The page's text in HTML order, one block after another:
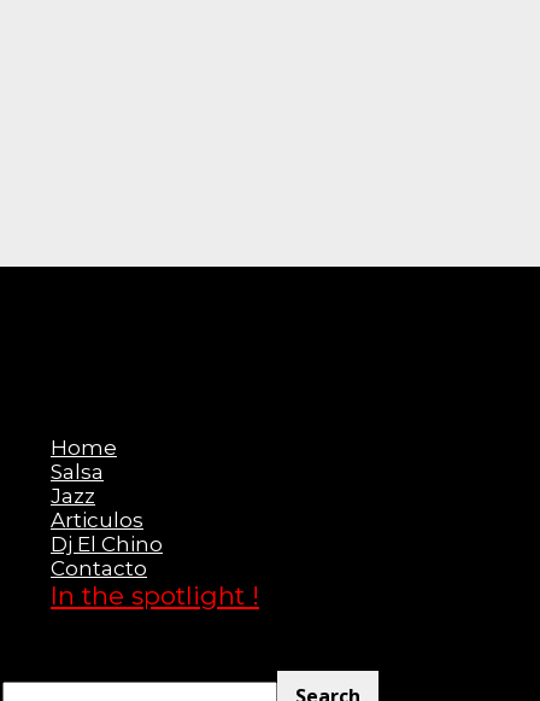
Home
Salsa
Jazz
Articulos
Dj El Chino
Contacto
In the spotlight !